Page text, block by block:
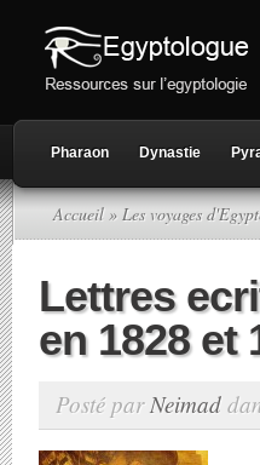
Pharaon Dynastie
Accueil» Les voyages
Lettres
en 1828 et
Posté parNeimad